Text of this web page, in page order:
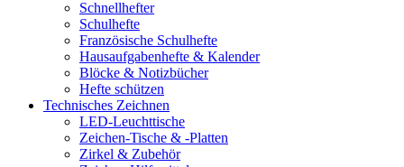
Schnellhefter
Schulhefte
Französische Schulhefte
Hausaufgabenhefte & Kalender
Blöcke & Notizbücher
Hefte schützen
Technisches Zeichnen
LED-Leuchttische
Zeichen-Tische & -Platten
Zirkel & Zubehör